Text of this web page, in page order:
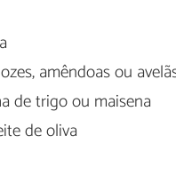
amêndoas ou
de trigo ou maisena
de oliva